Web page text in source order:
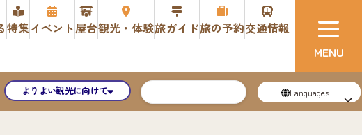
特集イベント屋台観光・体験旅ガイド旅の予約交通情報
よりよい観光に向けて Languages